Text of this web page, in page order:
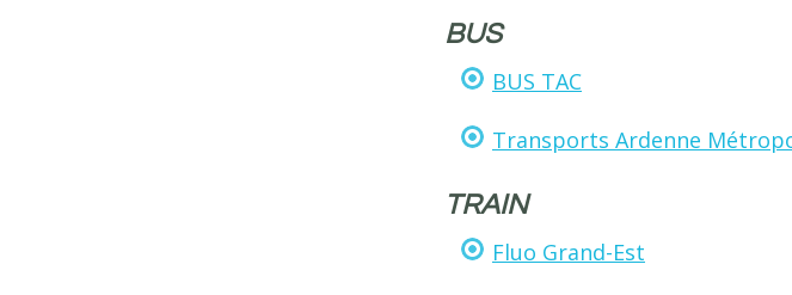
BUS
BUS TAC
Transports Ardenne
TRAIN
Fluo Grand-Est